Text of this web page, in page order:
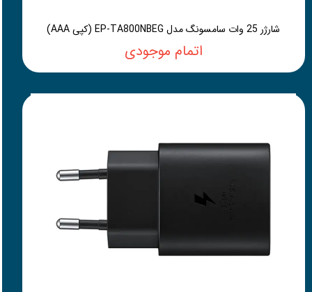
شارژر 25 وات سامسونگ مدل EP-TA800NBEG (کپی AAA)
اتمام موجودی